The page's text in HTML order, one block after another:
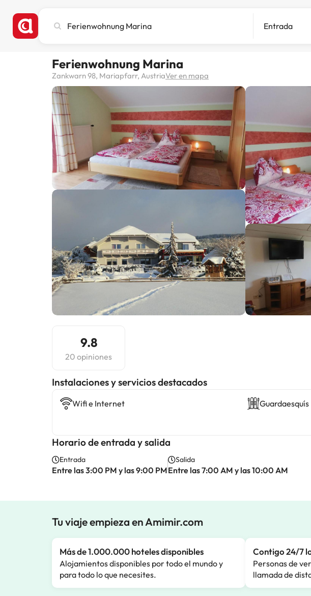
ciudad,
destino
Entrada
Ferienwohnung Marina
Zankwarn 98, Mariapfarr, AustriaVer en mapa
9.8
20 opiniones
Instalaciones y servicios destacados
Wifi e Internet Guardaesquís
Horario de entrada y salida
Entrada
Entre las 3:00 PM y las 9:00 PM
Salida
Entre las 7:00 AM y las 10:00 AM
Tu viaje empieza en Amimir.com
Más de 1.000.000 hoteles disponibles
Alojamientos disponibles por todo el mundo y
para todo lo que necesites.
Contigo 24/7
Personas de
llamada de